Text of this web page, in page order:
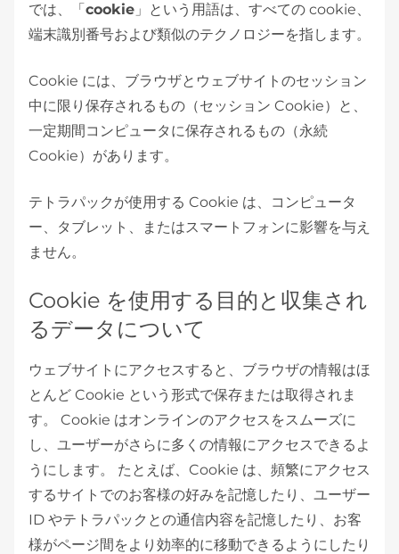
では、「cookie 」という用語は、すべての cookie、
端末識別番号および類似のテクノロジーを指します。
Cookie には、ブラウザとウェブサイトのセッション
中に限り保存されるもの（セッション Cookie）と、
一定期間コンピュータに保存されるもの（永続
Cookie）があります。
テトラパックが使用する Cookie は、コンピュータ
ー、タブレット、またはスマートフォンに影響を与え
ません。
Cookie を使用する目的と収集され
るデータについて
ウェブサイトにアクセスすると、ブラウザの情報はほ
とんど Cookie という形式で保存または取得されま
す。 Cookie はオンラインのアクセスをスムーズに
し、ユーザーがさらに多くの情報にアクセスできるよ
うにします。 たとえば、Cookie は、頻繁にアクセス
するサイトでのお客様の好みを記憶したり、ユーザー
ID やテトラパックとの通信内容を記憶したり、お客
様がページ間をより効率的に移動できるようにしたり